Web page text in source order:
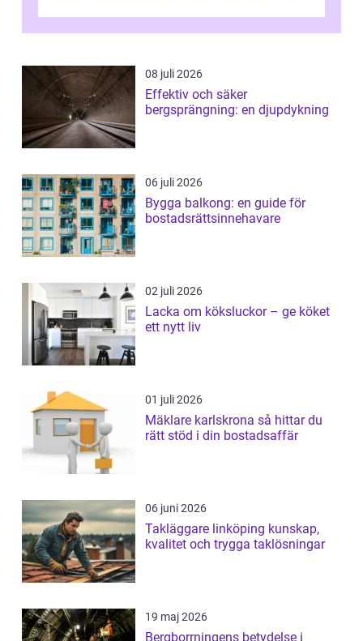
08 juli 2026
Effektiv och säker
bergsprängning: en djupdykning
06 juli 2026
Bygga balkong: en guide för
bostadsrättsinnehavare
02 juli 2026
Lacka om köksluckor – ge köket
ett nytt liv
01 juli 2026
Mäklare karlskrona så hittar du
rätt stöd i din bostadsaffär
06 juni 2026
Takläggare linköping kunskap,
kvalitet och trygga taklösningar
19 maj 2026
Bergborrningens betydelse i